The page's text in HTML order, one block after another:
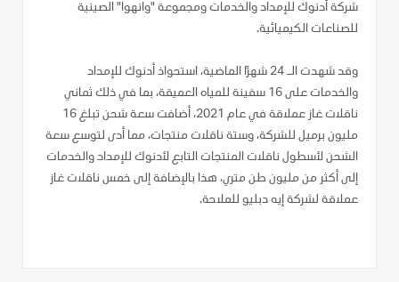
شركة أدنوك للإمداد والخدمات ومجموعة "وانهوا" الصينية
للصناعات الكيميائية.
وقد شهدت الـ 24 شهرًا الماضية، استحواذ أدنوك للإمداد
والخدمات على 16 سفينة للمياه العميقة، بما في ذلك ثماني
ناقلات غاز عملاقة في عام 2021، أضافت سعة شحن تبلغ 16
مليون برميل للشركة، وستة ناقلات منتجات، مما أدى لتوسع سعة
الشحن لأسطول ناقلات المنتجات التابع لأدنوك للإمداد والخدمات
إلى أكثر من مليون طن متري، هذا بالإضافة إلى خمس ناقلات غاز
عملاقة لشركة إيه دبليو للملاحة.